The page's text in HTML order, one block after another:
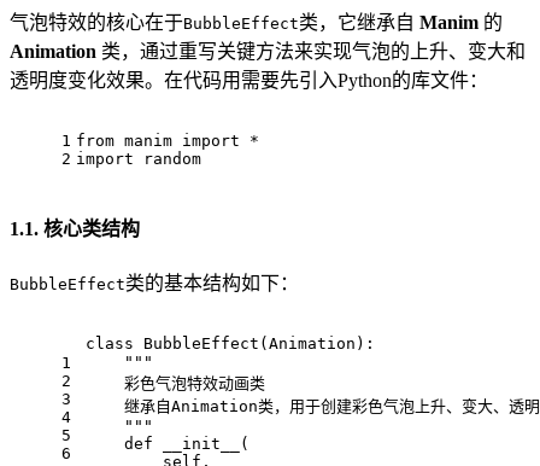
气泡特效的核心在于BubbleEffect类，它继承自 Manim 的
Animation 类，通过重写关键方法来实现气泡的上升、变大和
透明度变化效果。在代码用需要先引入Python的库文件：
1
2
from manim import *
import random
1.1. 核心类结构
BubbleEffect类的基本结构如下：
1
2
3
4
5
6
class BubbleEffect(Animation):
    """
    彩色气泡特效动画类
继承自Animation类，用于创建彩色气泡上升、变大、透
    """
    def __init__(
        self,